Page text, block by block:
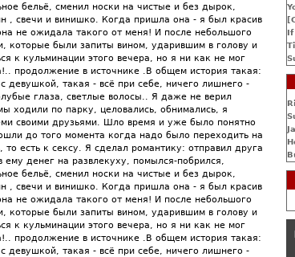
бельё, сменил носки на чистые и без дырок,
, свечи и винишко. Когда пришла она - я был красив
не ожидала такого от меня! И после небольшого
которые были запиты вином, ударившим в голову и
к кульминации этого вечера, но я ни как не мог
продолжение в источнике .В общем история такая:
девушкой, такая - всё при себе, ничего лишнего -
глаза, светлые волосы.. Я даже не верил
ходили по парку, целовались, обнимались, я
своими друзьями. Шло время и уже было понятно
до того момента когда надо было переходить на
то есть к сексу. Я сделал романтику: отправил друга
денег на развлекуху, помылся-побрился,
бельё, сменил носки на чистые и без дырок,
, свечи и винишко. Когда пришла она - я был красив
не ожидала такого от меня! И после небольшого
которые были запиты вином, ударившим в голову и
к кульминации этого вечера, но я ни как не мог
продолжение в источнике .В общем история такая:
девушкой, такая - всё при себе, ничего лишнего -
If